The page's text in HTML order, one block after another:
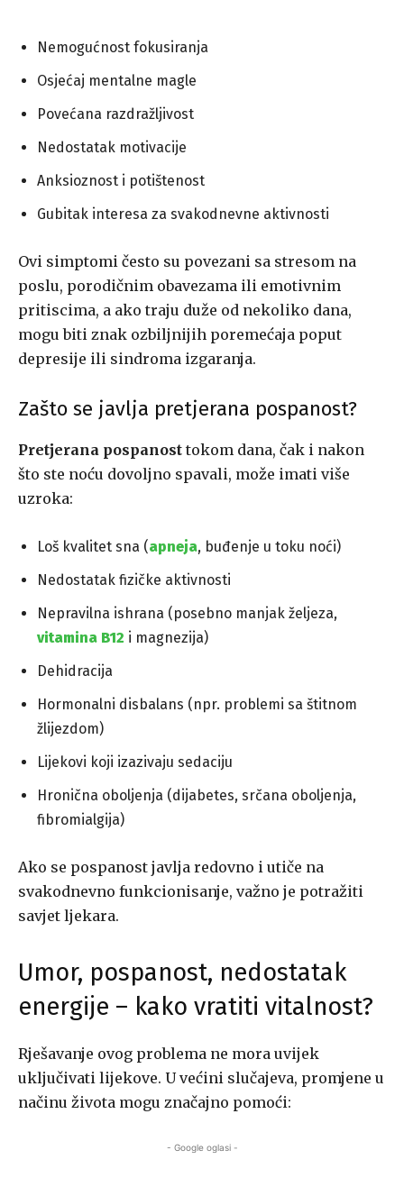
Nemogućnost fokusiranja
Osjećaj mentalne magle
Povećana razdražljivost
Nedostatak motivacije
Anksioznost i potištenost
Gubitak interesa za svakodnevne aktivnosti
Ovi simptomi često su povezani sa stresom na
poslu, porodičnim obavezama ili emotivnim
pritiscima, a ako traju duže od nekoliko dana,
mogu biti znak ozbiljnijih poremećaja poput
depresije ili sindroma izgaranja.
Zašto se javlja pretjerana pospanost?
Pretjerana pospanost tokom dana, čak i nakon
što ste noću dovoljno spavali, može imati više
uzroka:
Loš kvalitet sna (apneja, buđenje u toku noći)
Nedostatak fizičke aktivnosti
Nepravilna ishrana (posebno manjak željeza,
vitamina B12 i magnezija)
Dehidracija
Hormonalni disbalans (npr. problemi sa štitnom
žlijezdom)
Lijekovi koji izazivaju sedaciju
Hronična oboljenja (dijabetes, srčana oboljenja,
fibromialgija)
Ako se pospanost javlja redovno i utiče na
svakodnevno funkcionisanje, važno je potražiti
savjet ljekara.
Umor, pospanost, nedostatak
energije – kako vratiti vitalnost?
Rješavanje ovog problema ne mora uvijek
uključivati lijekove. U većini slučajeva, promjene u
načinu života mogu značajno pomoći:
- Google oglasi -